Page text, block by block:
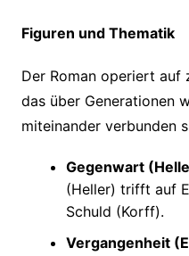
Figuren und Thematik
Der Roman operiert auf
das über Generationen
miteinander verbunden
Gegenwart
(Heller) trifft auf
Schuld (Korff).
Vergangenheit